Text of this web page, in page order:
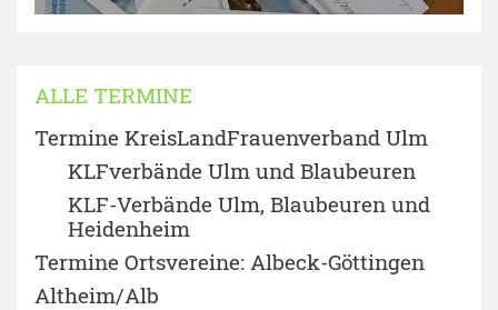
ALLE TERMINE
Termine KreisLandFrauenverband Ulm
KLFverbände Ulm und Blaubeuren
KLF-Verbände Ulm, Blaubeuren und
Heidenheim
Termine Ortsvereine: Albeck-Göttingen
Altheim/Alb